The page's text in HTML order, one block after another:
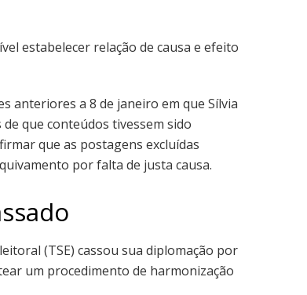
estabelecer relação de causa e efeito
anteriores a 8 de janeiro em que Sílvia
que conteúdos tivessem sido
que as postagens excluídas
por falta de justa causa.
(TSE) cassou sua diplomação por
um procedimento de harmonização